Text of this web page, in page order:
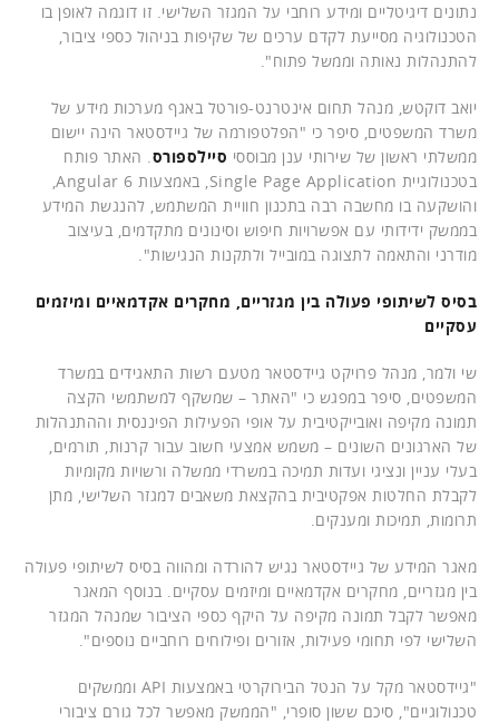
נתונים דיגיטליים ומידע רוחבי על המגזר השלישי. זו דוגמה לאופן בו
הטכנולוגיה מסייעת לקדם ערכים של שקיפות בניהול כספי ציבור,
להתנהלות נאותה וממשל פתוח".
יואב דוקטש, מנהל תחום אינטרנט-פורטל באגף מערכות מידע של
משרד המשפטים, סיפר כי "הפלטפורמה של גיידסטאר הינה יישום
ממשלתי ראשון של שירותי ענן מבוססי סיילספורס. האתר פותח
בטכנולוגיית Single Page Application, באמצעות Angular 6,
והושקעה בו מחשבה רבה בתכנון חוויית המשתמש, להנגשת המידע
בממשק ידידותי עם אפשרויות חיפוש וסינונים מתקדמים, בעיצוב
מודרני והתאמה לתצוגה במובייל ולתקנות הנגישות".
בסיס לשיתופי פעולה בין מגזריים, מחקרים אקדמאיים ומיזמים
עסקיים
שי ולמר, מנהל פרויקט גיידסטאר מטעם רשות התאגידים במשרד
המשפטים, סיפר במפגש כי "האתר – שמשקף למשתמשי הקצה
תמונה מקיפה ואובייקטיבית על אופי הפעילות הפיננסית וההתנהלות
של הארגונים השונים – משמש אמצעי חשוב עבור קרנות, תורמים,
בעלי עניין ונציגי ועדות תמיכה במשרדי ממשלה ורשויות מקומיות
לקבלת החלטות אפקטיבית בהקצאת משאבים למגזר השלישי, מתן
תרומות, תמיכות ומענקים.
מאגר המידע של גיידסטאר נגיש להורדה ומהווה בסיס לשיתופי פעולה
בין מגזריים, מחקרים אקדמאיים ומיזמים עסקיים. בנוסף המאגר
מאפשר לקבל תמונה מקיפה על היקף כספי הציבור שמנהל המגזר
השלישי לפי תחומי פעילות, אזורים ופילוחים רוחביים נוספים".
"גיידסטאר מקל על הנטל הבירוקרטי באמצעות API וממשקים
טכנולוגיים", סיכם ששון סופרי, "הממשק מאפשר לכל גורם ציבורי